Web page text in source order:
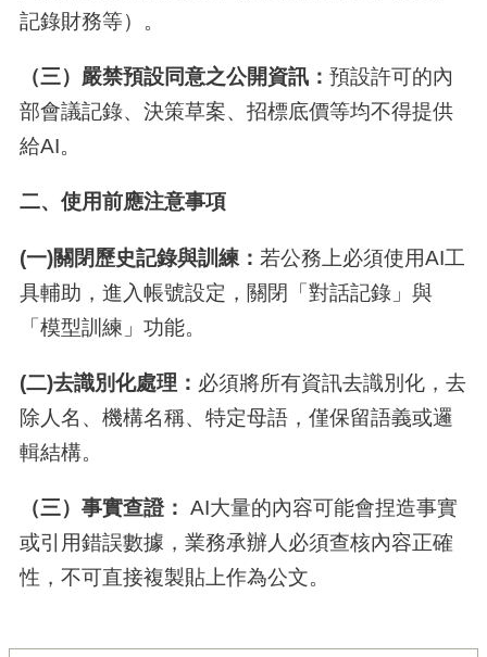
記錄財務等）。
（三） 嚴禁預設同意之公開資訊： 預設許可的內
部會議記錄、決策草案、招標底價等均不得提供
給AI。
二、使用前應注意事項
(一)關閉歷史記錄與訓練： 若公務上必須使用AI工
具輔助，進入帳號設定，關閉「對話記錄」與
「模型訓練」功能。
(二)去識別化處理： 必須將所有資訊去識別化，去
除人名、機構名稱、特定母語，僅保留語義或邏
輯結構。
（三） 事實查證： AI大量的內容可能會捏造事實
或引用錯誤數據，業務承辦人必須查核內容正確
性，不可直接複製貼上作為公文。